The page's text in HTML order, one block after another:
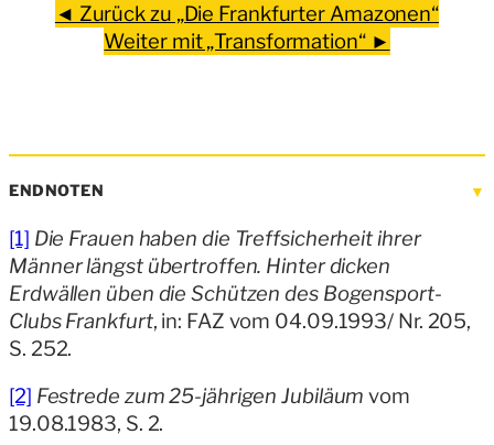
◄ Zurück zu „Die Frankfurter Amazonen“
Weiter mit „Transformation“ ►
ENDNOTEN
[1] Die Frauen haben die Treffsicherheit ihrer
Männer längst übertroffen. Hinter dicken
Erdwällen üben die Schützen des Bogensport-
Clubs Frankfurt, in: FAZ vom 04.09.1993/ Nr. 205,
S. 252.
[2] Festrede zum 25-jährigen Jubiläum vom
19.08.1983, S. 2.